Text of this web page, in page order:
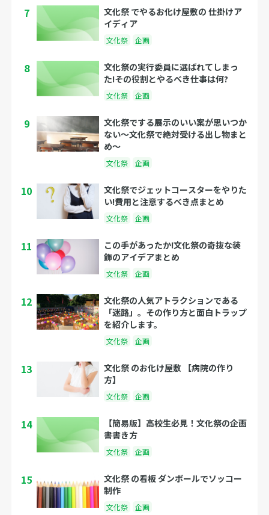
7
文化祭 でやるお化け屋敷の 仕掛けア
イディア
文化祭 企画
8
文化祭の実行委員に選ばれてしまっ
た!その役割とやるべき仕事は何?
文化祭 企画
9
文化祭でする展示のいい案が思いつか
ない〜文化祭で絶対受ける出し物まと
め〜
文化祭 企画
10
文化祭でジェットコースターをやりた
い!費用と注意するべき点まとめ
文化祭 企画
11
この手があったか!文化祭の奇抜な装
飾のアイデアまとめ
文化祭 企画
12
文化祭の人気アトラクションである
「迷路」。その作り方と面白トラップ
を紹介します。
文化祭 企画
13
文化祭 のお化け屋敷 【病院の作り
方】
文化祭 企画
14
【簡易版】高校生必見！文化祭の企画
書書き方
文化祭 企画
15
文化祭 の看板 ダンボールでソッコー
制作
文化祭 企画